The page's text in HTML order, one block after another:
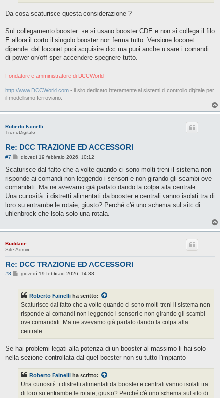
o
Da cosa scaturisce questa considerazione ?
Sul collegamento booster: se si usano booster CDE e non si collega il filo
E allora il corto il singolo booster non ferma tutto. Versione loconet
dipende: dal loconet puoi acquisire dcc ma puoi anche u sare i comandi
di power on/off sper accendere spegnere tutto.
Fondatore e amministratore di DCCWorld
http://www.DCCWorld.com - il sito dedicato interamente ai sistemi di controllo digitale per
il modellismo ferroviario.
Roberto Fainelli
TrenoDigitale
Re: DCC TRAZIONE ED ACCESSORI
#7
M
s
a
g
i
o
giovedì 19 febbraio 2026, 10:12
Scaturisce dal fatto che a volte quando ci sono molti treni il sistema non
risponde ai comandi non leggendo i sensori e non girando gli scambi ove
comandati. Ma ne avevamo già parlato dando la colpa alla centrale.
Una curiosità: i distretti alimentati da booster e centrali vanno isolati tra di
loro su entrambe le rotaie, giusto? Perché c'é uno schema sul sito di
uhlenbrock che isola solo una rotaia.
Buddace
Site Admin
Re: DCC TRAZIONE ED ACCESSORI
#8
M
a
g
g
o
giovedì 19 febbraio 2026, 14:38
Roberto Fainelli ha scritto:
Scaturisce dal fatto che a volte quando ci sono molti treni il sistema non
risponde ai comandi non leggendo i sensori e non girando gli scambi
ove comandati. Ma ne avevamo già parlato dando la colpa alla
centrale.
Se hai problemi legati alla potenza di un booster al massimo li hai solo
nella sezione controllata dal quel booster non su tutto l'impianto
Roberto Fainelli ha scritto:
Una curiosità: i distretti alimentati da booster e centrali vanno isolati tra
di loro su entrambe le rotaie, giusto? Perché c'é uno schema sul sito di